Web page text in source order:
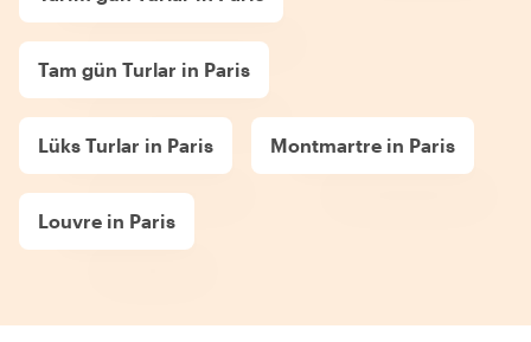
Tam gün Turlar in Paris
Lüks Turlar in Paris Montmartre in Paris
Louvre in Paris